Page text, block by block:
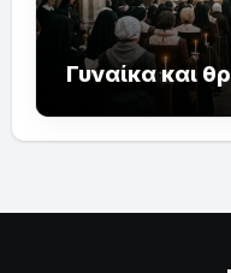
Γυναίκα και